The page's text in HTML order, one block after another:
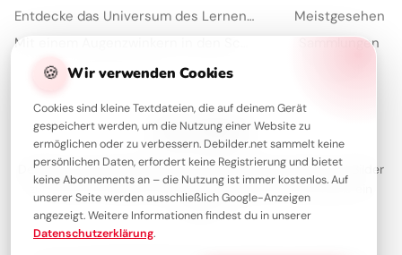
🍪 Wir verwenden Cookies
Cookies sind kleine Textdateien, die auf deinem Gerät
gespeichert werden, um die Nutzung einer Website zu
ermöglichen oder zu verbessern. Debilder.net sammelt keine
persönlichen Daten, erfordert keine Registrierung und bietet
keine Abonnements an – die Nutzung ist immer kostenlos. Auf
unserer Seite werden ausschließlich Google-Anzeigen
angezeigt. Weitere Informationen findest du in unserer
Datenschutzerklärung.
Entdecke das Universum des Lernens: Motivierende Schulstart-Bilder für Telegram
Meistgesehen
Sammlungen
Über Debilder
Debilder ist deine Plattform für die schönsten Grüße und Bilder
zum Teilen. Entdecke unsere Sammlung und verschenke ein
Lächeln!